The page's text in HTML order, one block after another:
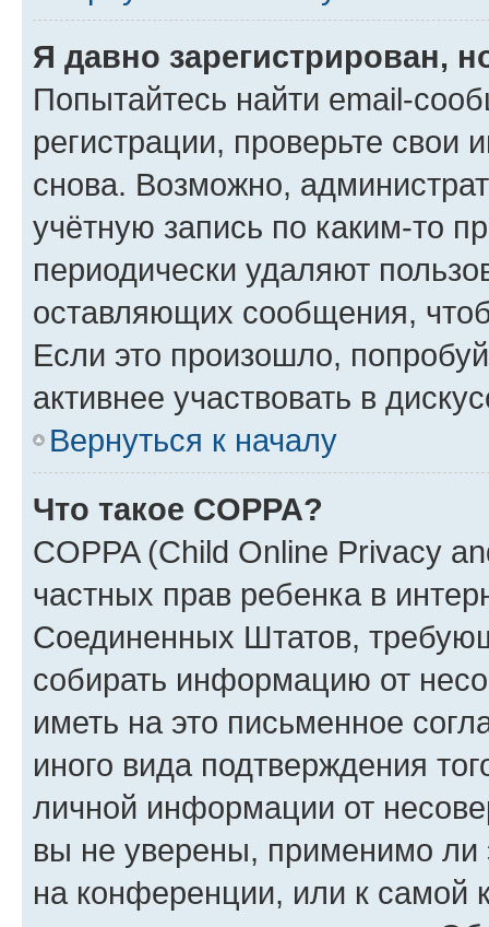
Я давно зарегистрирован,
Попытайтесь найти email-
регистрации, проверьте свои
снова. Возможно,
учётную запись по каким-то
периодически удаляют
оставляющих сообщения,
Если это произошло,
активнее участвовать в
Вернуться к началу
Что такое COPPA?
COPPA (Child Online Privacy
частных прав ребенка в
Соединенных Штатов,
собирать информацию от
иметь на это письменное
иного вида подтверждения
личной информации от
вы не уверены, применимо ли
на конференции, или к самой